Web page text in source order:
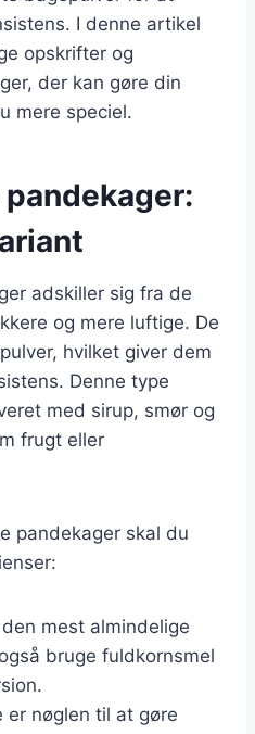
I denne artikel
opskrifter og
der kan gøre din
mere speciel.
adskiller sig fra de
og mere luftige. De
hvilket giver dem
Denne type
med sirup, smør og
frugt eller
pandekager skal du
mest almindelige
bruge fuldkornsmel
er nøglen til at gøre